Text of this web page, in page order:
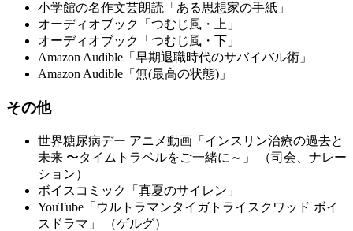
小学館の名作文芸朗読「ある思想家の手紙」
オーディオブック「つむじ風・上」
オーディオブック「つむじ風・下」
Amazon Audible「早期退職時代のサバイバル術」
Amazon Audible「無(最高の状態)」
その他
世界糖尿病デー アニメ動画「インスリン治療の過去と
未来 〜タイムトラベルをご一緒に～」 （司会、ナレー
ション）
ボイスコミック「真夏のサイレン」
YouTube「ウルトラマンタイガトライスクワッド ボイ
スドラマ」 （ゲルグ）